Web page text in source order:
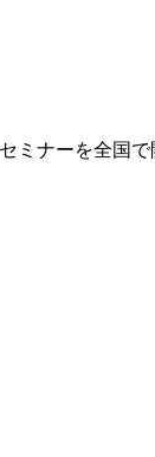
ナーを全国